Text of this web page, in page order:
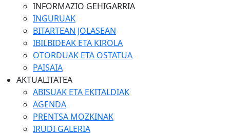
INFORMAZIO GEHIGARRIA
INGURUAK
BITARTEAN JOLASEAN
IBILBIDEAK ETA KIROLA
OTORDUAK ETA OSTATUA
PAISAIA
AKTUALITATEA
ABISUAK ETA EKITALDIAK
AGENDA
PRENTSA MOZKINAK
IRUDI GALERIA